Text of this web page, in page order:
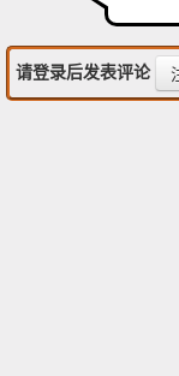
请登录后发表评论